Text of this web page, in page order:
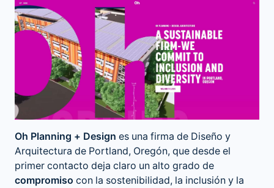
Oh Planning + Design es una firma de Diseño y
Arquitectura de Portland, Oregón, que desde el
primer contacto deja claro un alto grado de
compromiso con la sostenibilidad, la inclusión y la